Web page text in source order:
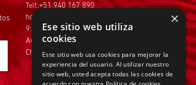
Telf.:+51 940 167 890
hola@tiendasadams.com.pe
9:00 a.m. a 6:00 p.m. de Lunes a Viernes
Av.Faisanes 420 , Urb. La Campiña ,
Chorrillos
×
Ese sitio web utiliza
cookies
Este sitio web usa cookies para mejorar la
experiencia del usuario. Al utilizar nuestro
sitio web, usted acepta todas las cookies de